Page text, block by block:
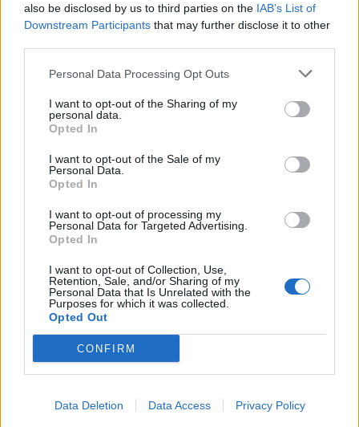
also be disclosed by us to third parties on the IAB’s List of
Downstream Participants that may further disclose it to other
Personal Data Processing Opt Outs
I want to opt-out of the Sharing of my
personal data.
Opted In
I want to opt-out of the Sale of my
Personal Data.
Opted In
I want to opt-out of processing my
Personal Data for Targeted Advertising.
Opted In
I want to opt-out of Collection, Use,
Retention, Sale, and/or Sharing of my
Personal Data that Is Unrelated with the
Purposes for which it was collected.
Opted Out
CONFIRM
Data Deletion Data Access Privacy Policy
αποτελεσματικό εμβόλιο mRNA κατά του HIV.
Επιστήμη
Πώς ο COVID-19 γέρασε το μυαλό μας πριν
το σώμα μας
23.07.25
Η πανδημία του COVID-19 άλλαξε τις ζωές μας και τον